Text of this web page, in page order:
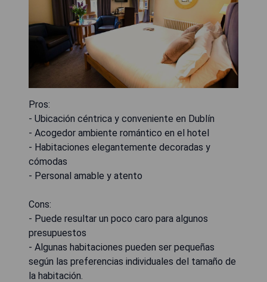
Pros:
- Ubicación céntrica y conveniente en Dublín
- Acogedor ambiente romántico en el hotel
- Habitaciones elegantemente decoradas y
cómodas
- Personal amable y atento
Cons:
- Puede resultar un poco caro para algunos
presupuestos
- Algunas habitaciones pueden ser pequeñas
según las preferencias individuales del tamaño de
la habitación.